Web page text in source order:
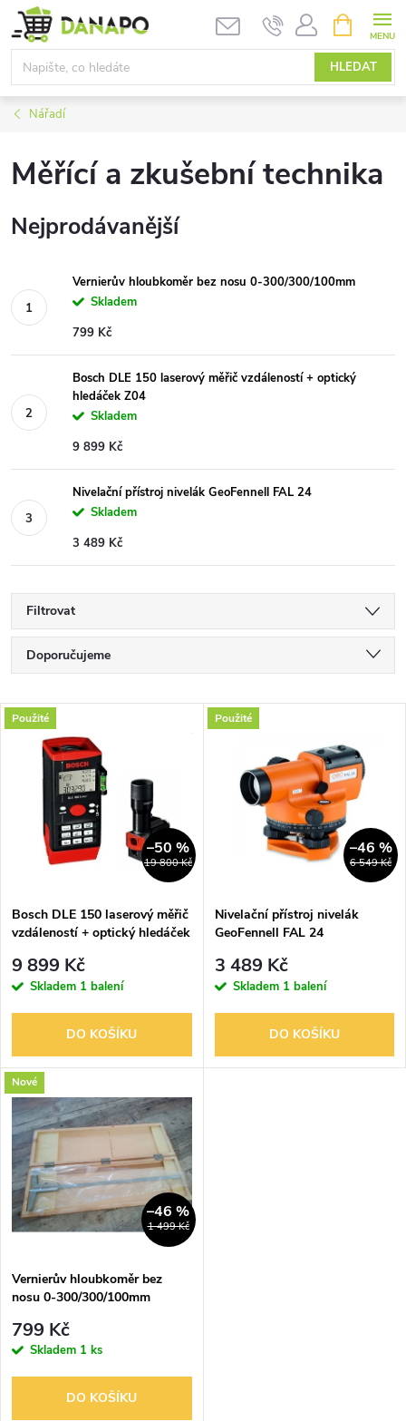
Přejít
na
obsah
HLEDAT
NÁKUPNÍ
KOŠÍK
Nářadí
Měřící a zkušební technika
Nejprodávanější
Vernierův hloubkoměr bez nosu 0-300/300/100mm
Skladem
799 Kč
Bosch DLE 150 laserový měřič vzdáleností + optický
hledáček Z04
Skladem
9 899 Kč
Nivelační přístroj nivelák GeoFennell FAL 24
Skladem
3 489 Kč
Filtrovat
Ř
a
p
r
o
d
u
k
t
ů
Doporučujeme
Nejdražší
Nejprodávanější
Abecedně
V
s
p
r
d
u
k
t
ů
Použité
19 800 Kč
–50 %
Bosch DLE 150 laserový měřič
vzdáleností + optický hledáček
9 899 Kč
Skladem 1 balení
DO KOŠÍKU
Použité
6 549 Kč
–46 %
Nivelační přístroj nivelák
GeoFennell FAL 24
3 489 Kč
Skladem 1 balení
DO KOŠÍKU
Nové
1 499 Kč
–46 %
Vernierův hloubkoměr bez
nosu 0-300/300/100mm
799 Kč
Skladem 1 ks
DO KOŠÍKU